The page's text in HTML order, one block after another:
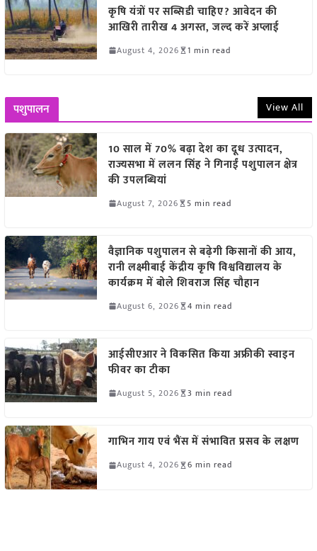
कृषि यंत्रों पर सब्सिडी चाहिए? आवेदन की
आखिरी तारीख 4 अगस्त, जल्द करें अप्लाई
August 4, 2026 1 min read
पशुपालन View All
10 साल में 70% बढ़ा देश का दूध उत्पादन,
राज्यसभा में ललन सिंह ने गिनाईं पशुपालन क्षेत्र
की उपलब्धियां
August 7, 2026 5 min read
वैज्ञानिक पशुपालन से बढ़ेगी किसानों की आय,
रानी लक्ष्मीबाई केंद्रीय कृषि विश्वविद्यालय के
कार्यक्रम में बोले शिवराज सिंह चौहान
August 6, 2026 4 min read
आईसीएआर ने विकसित किया अफ्रीकी स्वाइन
फीवर का टीका
August 5, 2026 3 min read
गाभिन गाय एवं भैंस में संभावित प्रसव के लक्षण
August 4, 2026 6 min read